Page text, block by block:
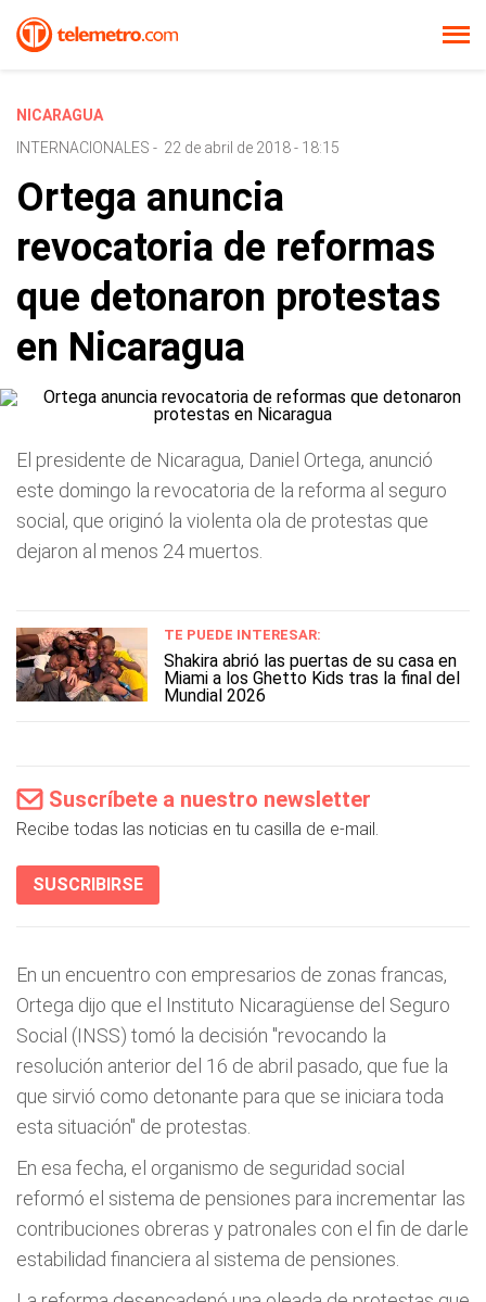
NICARAGUA
INTERNACIONALES - 22 de abril de 2018 - 18:15
Ortega anuncia
revocatoria de reformas
que detonaron protestas
en Nicaragua
El presidente de Nicaragua, Daniel Ortega, anunció
este domingo la revocatoria de la reforma al seguro
social, que originó la violenta ola de protestas que
dejaron al menos 24 muertos.
TE PUEDE INTERESAR:
Shakira abrió las puertas de su casa en
Miami a los Ghetto Kids tras la final del
Mundial 2026
Suscríbete a nuestro newsletter
Recibe todas las noticias en tu casilla de e-mail.
SUSCRIBIRSE
En un encuentro con empresarios de zonas francas,
Ortega dijo que el Instituto Nicaragüense del Seguro
Social (INSS) tomó la decisión "revocando la
resolución anterior del 16 de abril pasado, que fue la
que sirvió como detonante para que se iniciara toda
esta situación" de protestas.
En esa fecha, el organismo de seguridad social
reformó el sistema de pensiones para incrementar las
contribuciones obreras y patronales con el fin de darle
estabilidad financiera al sistema de pensiones.